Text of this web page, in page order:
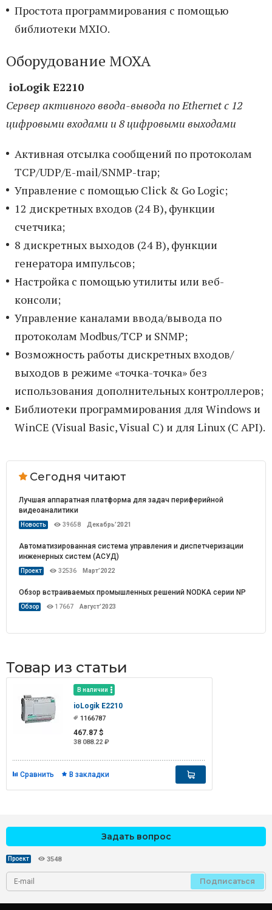
Простота программирования с помощью
библиотеки MXIO.
Оборудование MOXA
ioLogik E2210
Сервер активного ввода-вывода по Ethernet с 12
цифровыми входами и 8 цифровыми выходами
Активная отсылка сообщений по протоколам
TCP/UDP/E-mail/SNMP-trap;
Управление с помощью Click & Go Logic;
12 дискретных входов (24 В), функции
счетчика;
8 дискретных выходов (24 В), функции
генератора импульсов;
Настройка с помощью утилиты или веб-
консоли;
Управление каналами ввода/вывода по
протоколам Modbus/TCP и SNMP;
Возможность работы дискретных входов/
выходов в режиме «точка-точка» без
использования дополнительных контроллеров;
Библиотеки программирования для Windows и
WinCE (Visual Basic, Visual C) и для Linux (C API).
Сегодня читают
Лучшая аппаратная платформа для задач периферийной
видеоаналитики
Новость 39658 Декабрь’2021
Автоматизированная система управления и диспетчеризации
инженерных систем (АСУД)
Проект 32536 Март’2022
Обзор встраиваемых промышленных решений NODKA серии NP
Обзор 17667 Август’2023
Товар из статьи
В наличии
ioLogik E2210
1166787
467.87 $
38 088.22 ₽
Сравнить В закладки
Задать вопрос
Проект 3548
Подписаться